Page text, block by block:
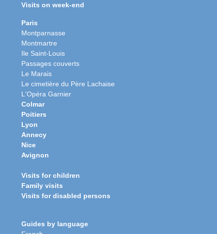
Visits on week-end
Paris
Montparnasse
Montmartre
Ile Saint-Louis
Passages couverts
Le Marais
Le cimetière du Père Lachaise
L'Opéra Garnier
Colmar
Poitiers
Lyon
Annecy
Nice
Avignon
Visits for children
Family visits
Visits for disabled persons
Guides by language